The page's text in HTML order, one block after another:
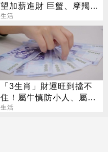
望加薪進財 巨蟹、摩羯最
有感
生活
「3生肖」財運旺到擋不
住！屬牛慎防小人、屬兔
警惕詐騙陷阱
生活